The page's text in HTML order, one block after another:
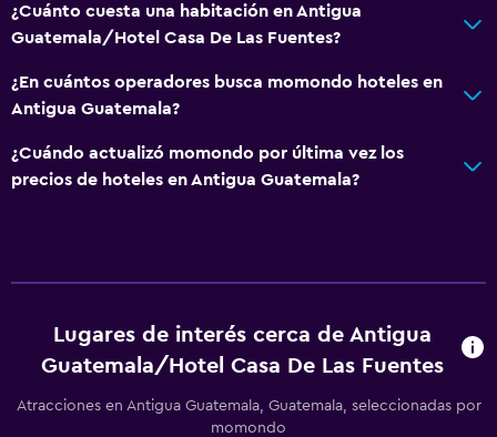
¿Cuánto cuesta una habitación en Antigua
Guatemala/Hotel Casa De Las Fuentes?
¿En cuántos operadores busca momondo hoteles en
Antigua Guatemala?
¿Cuándo actualizó momondo por última vez los
precios de hoteles en Antigua Guatemala?
Lugares de interés cerca de Antigua
Guatemala/Hotel Casa De Las Fuentes
Atracciones en Antigua Guatemala, Guatemala, seleccionadas por
momondo